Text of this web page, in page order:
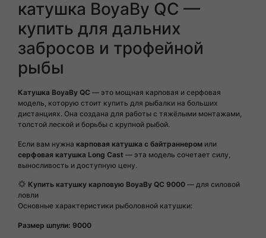
катушка BoyaBy QC —
купить для дальних
забросов и трофейной
рыбы
Катушка BoyaBy QC — это мощная карповая и серфовая
модель, которую стоит купить для рыбалки на больших
дистанциях. Она создана для работы с тяжёлыми монтажами,
толстой леской и борьбы с крупной рыбой.
Если вам нужна карповая катушка с байтраннером или
серфовая катушка Long Cast — эта модель сочетает силу,
выносливость и доступную цену.
Купить катушку карповую BoyaBy QC 9000— для силовой
ловли
Основные характеристики рыболовной катушки:
Размер шпули: 9000